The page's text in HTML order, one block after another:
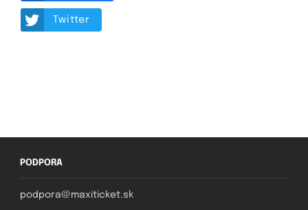
Twitter
PODPORA
podpora@maxiticket.sk